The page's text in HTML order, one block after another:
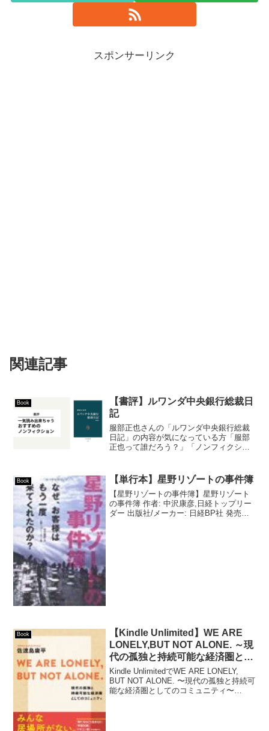
スポンサーリンク
関連記事
Book
【書評】ルワンダ中央銀行総裁日
記
服部正也さんの「ルワンダ中央銀行総裁
日記」の内容が気になっている方「服部
正也って誰だろう？」「ノンフィクショ
こういった方に向けて書いた記事です。
本記事の内容・ざっくり内容紹...
Book 【単行本】星野リゾートの事件簿
【星野リゾートの事件簿】星野リゾート
の事件簿 作者: 中沢康彦,日経トップリー
ダー 出版社/メーカー: 日経BP社 発売日:
Book
【Kindle Unlimited】WE ARE
LONELY,BUT NOT ALONE. ～現
代の孤独と持続可能な経済圏とし
てのコミュニティ～ (NewsPicks
Book) – 佐渡島庸平
Kindle UnlimitedでWE ARE LONELY,
BUT NOT ALONE. 〜現代の孤独と持続可
能な経済圏としてのコミュニティ〜